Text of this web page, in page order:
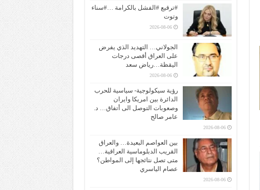
#ترقيع #الفشل بالكرامة …#سناء
وتوت
2026-08-06
الجولاني… التهديد الذي يفرض
على العراق أقصى درجات
اليقظة…رياض سعد
2026-08-06
رؤية سيكولوجية- سياسية للحرب
الدائرة بين امريكا وايران
وصعوبات التوصل الى أتفاق… د.
عامر صالح
2026-08-06
بين العواصم البعيدة… والعراق
القريب الدبلوماسية العراقية…
متى تصل نتائجها إلى المواطن؟
عصام الياسري
2026-08-06